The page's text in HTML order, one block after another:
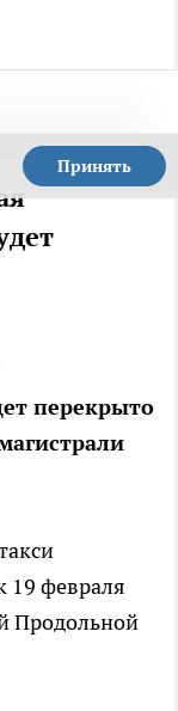
Принять
перекрыто
19 февраля
Продольной